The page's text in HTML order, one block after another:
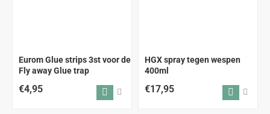
Eurom Glue strips 3st voor de
Fly away Glue trap
€4,95
HGX spray tegen wespen
400ml
€17,95